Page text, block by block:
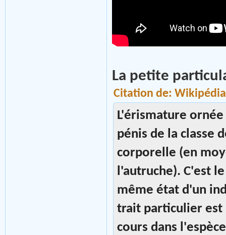
La petite
Citation de: Wikipédia
L'érismature
pénis de la classe
corporelle (en
l'autruche). C'est
même état d'un
trait particulier est
cours dans